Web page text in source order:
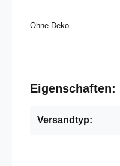
Ohne Deko.
Eigenschaften:
Versandtyp: